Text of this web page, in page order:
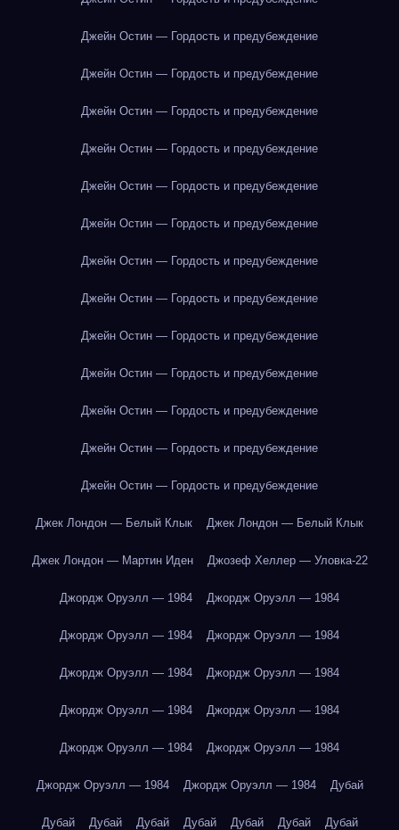
Джейн Остин — Гордость и предубеждение
Джейн Остин — Гордость и предубеждение
Джейн Остин — Гордость и предубеждение
Джейн Остин — Гордость и предубеждение
Джейн Остин — Гордость и предубеждение
Джейн Остин — Гордость и предубеждение
Джейн Остин — Гордость и предубеждение
Джейн Остин — Гордость и предубеждение
Джейн Остин — Гордость и предубеждение
Джейн Остин — Гордость и предубеждение
Джейн Остин — Гордость и предубеждение
Джейн Остин — Гордость и предубеждение
Джейн Остин — Гордость и предубеждение
Джек Лондон — Белый Клык Джек Лондон — Белый Клык
Джек Лондон — Мартин Иден Джозеф Хеллер — Уловка-22
Джордж Оруэлл — 1984 Джордж Оруэлл — 1984
Джордж Оруэлл — 1984 Джордж Оруэлл — 1984
Джордж Оруэлл — 1984 Джордж Оруэлл — 1984
Джордж Оруэлл — 1984 Джордж Оруэлл — 1984
Джордж Оруэлл — 1984 Джордж Оруэлл — 1984
Джордж Оруэлл — 1984 Джордж Оруэлл — 1984 Дубай
Дубай Дубай Дубай Дубай Дубай Дубай Дубай